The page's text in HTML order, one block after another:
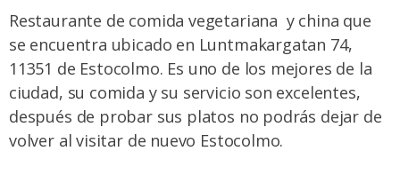
Restaurante de comida vegetariana y china que
se encuentra ubicado en Luntmakargatan 74,
11351 de Estocolmo. Es uno de los mejores de la
ciudad, su comida y su servicio son excelentes,
después de probar sus platos no podrás dejar de
volver al visitar de nuevo Estocolmo.